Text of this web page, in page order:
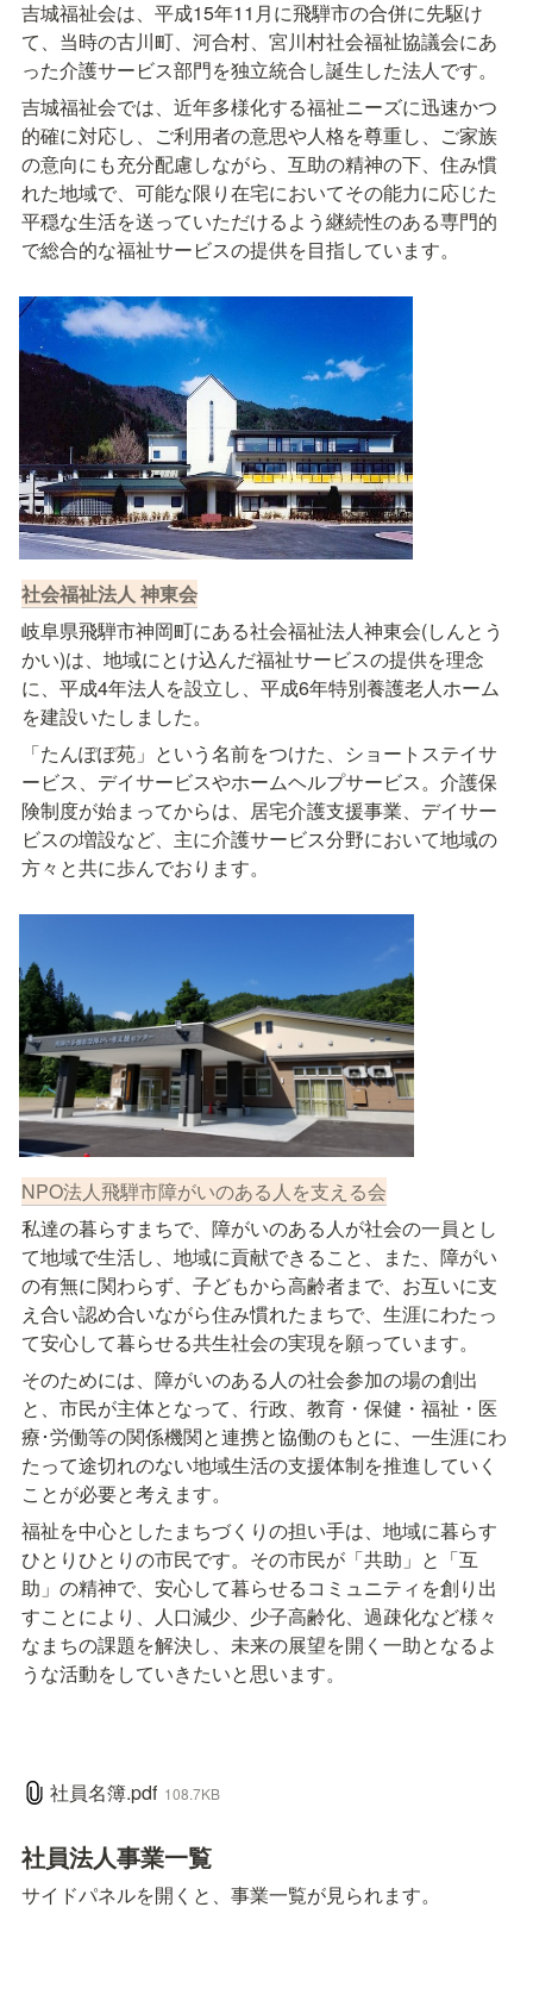
吉城福祉会は、平成15年11月に飛騨市の合併に先駆け
て、当時の古川町、河合村、宮川村社会福祉協議会にあ
った介護サービス部門を独立統合し誕生した法人です。
吉城福祉会では、近年多様化する福祉ニーズに迅速かつ
的確に対応し、ご利用者の意思や人格を尊重し、ご家族
の意向にも充分配慮しながら、互助の精神の下、住み慣
れた地域で、可能な限り在宅においてその能力に応じた
平穏な生活を送っていただけるよう継続性のある専門的
で総合的な福祉サービスの提供を目指しています。
社会福祉法人 神東会
岐阜県飛騨市神岡町にある社会福祉法人神東会(しんとう
かい)は、地域にとけ込んだ福祉サービスの提供を理念
に、平成4年法人を設立し、平成6年特別養護老人ホーム
を建設いたしました。
「たんぽぽ苑」という名前をつけた、ショートステイサ
ービス、デイサービスやホームヘルプサービス。介護保
険制度が始まってからは、居宅介護支援事業、デイサー
ビスの増設など、主に介護サービス分野において地域の
方々と共に歩んでおります。
NPO法人飛騨市障がいのある人を支える会
私達の暮らすまちで、障がいのある人が社会の一員とし
て地域で生活し、地域に貢献できること、また、障がい
の有無に関わらず、子どもから高齢者まで、お互いに支
え合い認め合いながら住み慣れたまちで、生涯にわたっ
て安心して暮らせる共生社会の実現を願っています。
そのためには、障がいのある人の社会参加の場の創出
と、市民が主体となって、行政、教育・保健・福祉・医
療･労働等の関係機関と連携と協働のもとに、一生涯にわ
たって途切れのない地域生活の支援体制を推進していく
ことが必要と考えます。
福祉を中心としたまちづくりの担い手は、地域に暮らす
ひとりひとりの市民です。その市民が「共助」と「互
助」の精神で、安心して暮らせるコミュニティを創り出
すことにより、人口減少、少子高齢化、過疎化など様々
なまちの課題を解決し、未来の展望を開く一助となるよ
うな活動をしていきたいと思います。
社員名簿.pdf 108.7KB
社員法人事業一覧
サイドパネルを開くと、事業一覧が見られます。